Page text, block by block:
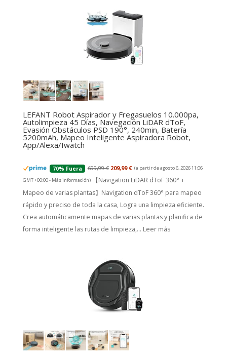
LEFANT Robot Aspirador y Fregasuelos 10.000pa,
Autolimpieza 45 Días, Navegación LiDAR dToF,
Evasión Obstáculos PSD 190°, 240min, Batería
5200mAh, Mapeo Inteligente Aspiradora Robot,
App/Alexa/Iwatch
70% Fuera 699,99 € 209,99 € (a partir de agosto 6, 2026 11:06
GMT +00:00 - Más información)
【Navigation LiDAR dToF 360° +
Mapeo de varias plantas】Navigation dToF 360° para mapeo
rápido y preciso de toda la casa, Logra una limpieza eficiente.
Crea automáticamente mapas de varias plantas y planifica de
forma inteligente las rutas de limpieza,... Leer más